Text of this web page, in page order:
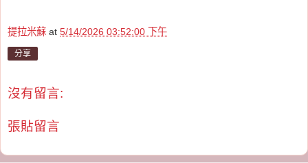
提拉米蘇 at 5/14/2026 03:52:00 下午
分享
沒有留言:
張貼留言